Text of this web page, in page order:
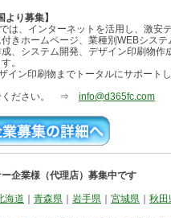
より募集】
は、インターネットを活用し、激安
きホームページ、業種別WEBシス
、システム開発、デザイン印刷物作
。
イン印刷物までトータルにサポート
ください。 ⇒ info@d365fc.com
企業様（代理店）募集中です
海道 青森県 岩手県 宮城県 秋田